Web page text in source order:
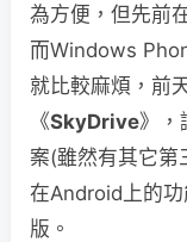
為方便，但先前
而Windows
就比較麻煩，前
《SkyDrive》，
案(雖然有其它第
在Android上的
版。